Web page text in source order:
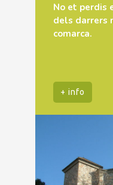
No et perdis
dels darrers
comarca.
+ info